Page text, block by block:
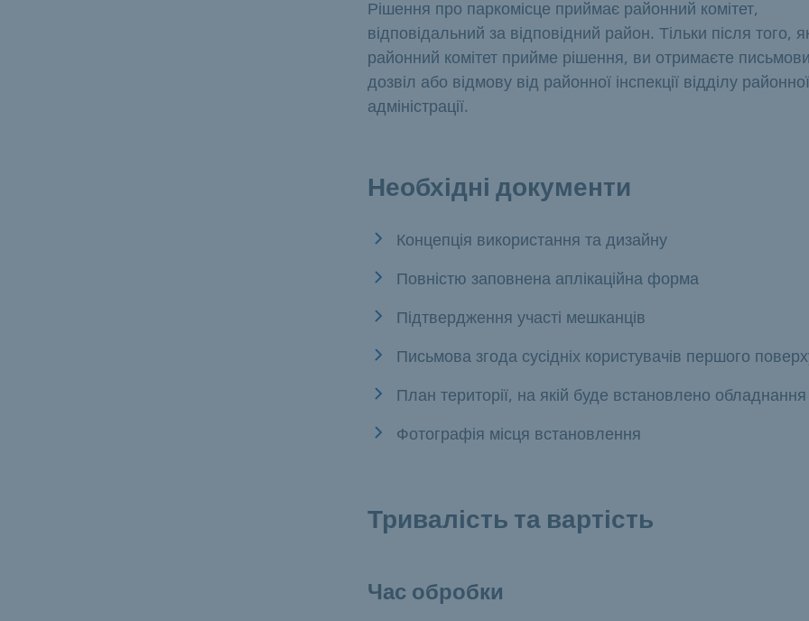
Рішення про паркомісце приймає районний комітет,
відповідальний за відповідний район. Тільки після того,
районний комітет прийме рішення, ви отримаєте
дозвіл або відмову від районної інспекції відділу районної
адміністрації.
Необхідні документи
Концепція використання та дизайну
Повністю заповнена аплікаційна форма
Підтвердження участі мешканців
Письмова згода сусідніх користувачів першого
План території, на якій буде встановлено обладнання
Фотографія місця встановлення
Тривалість та вартість
Час обробки